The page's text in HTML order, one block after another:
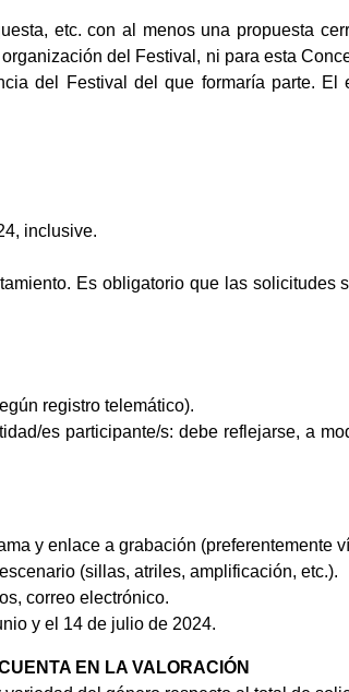
etc. con al menos una propuesta
del Festival, ni para esta
del Festival del que formaría parte.
inclusive.
Es obligatorio que las
registro telemático).
es participante/s: debe reflejarse, a
y enlace a grabación (preferentemente
(sillas, atriles, amplificación, etc.).
correo electrónico.
y el 14 de julio de 2024.
EN LA VALORACIÓN